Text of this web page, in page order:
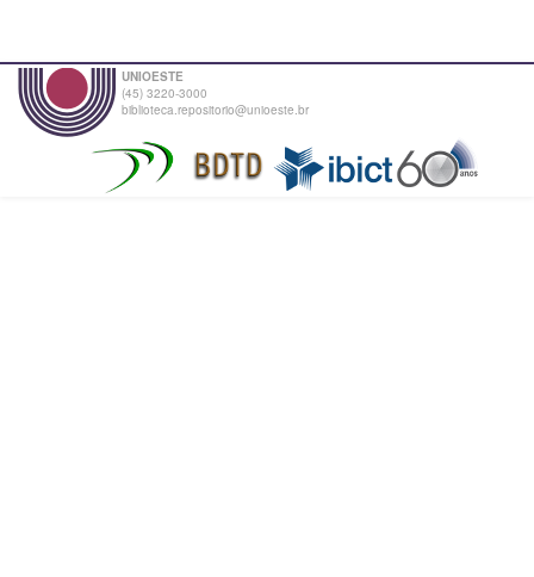
UNIOESTE
(45) 3220-3000
biblioteca.repositorio@unioeste.br